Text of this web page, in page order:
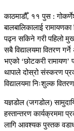
काठमाडौँ, ११ पुस :
बालबालिकालाई
पढ्न सकिने गरी पहिलो
सबै विद्यालयमा वितरण
भएको ‘छोटकरी रामायण’
थापाले दोस्रो संस्करण
विद्यालयमा निःशुल्क
यज्ञडोल (जगडोल)
हस्तान्तरण कार्यक्रममा
लागि आवश्यक पुस्तक